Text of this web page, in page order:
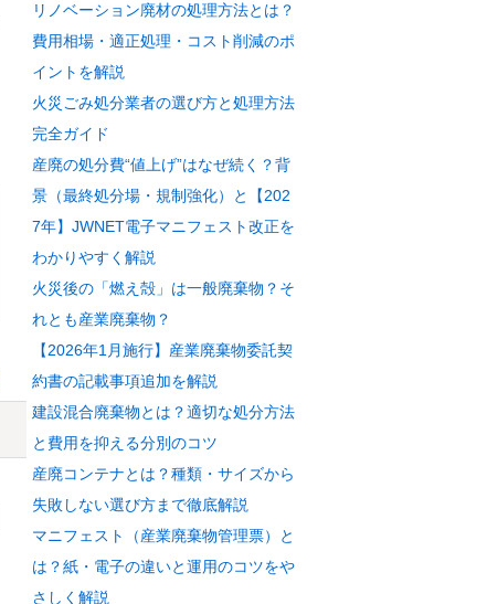
リノベーション廃材の処理方法とは？
費用相場・適正処理・コスト削減のポ
イントを解説
火災ごみ処分業者の選び方と処理方法
完全ガイド
産廃の処分費“値上げ”はなぜ続く？背
景（最終処分場・規制強化）と【202
7年】JWNET電子マニフェスト改正を
わかりやすく解説
火災後の「燃え殻」は一般廃棄物？そ
れとも産業廃棄物？
【2026年1月施行】産業廃棄物委託契
約書の記載事項追加を解説
建設混合廃棄物とは？適切な処分方法
と費用を抑える分別のコツ
産廃コンテナとは？種類・サイズから
失敗しない選び方まで徹底解説
マニフェスト（産業廃棄物管理票）と
は？紙・電子の違いと運用のコツをや
さしく解説